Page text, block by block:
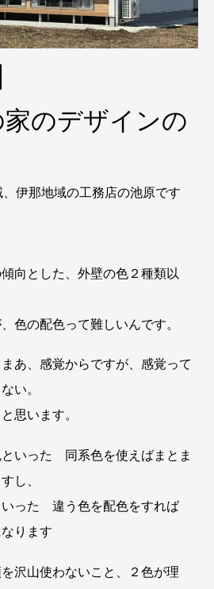
のデザインの
伊那地域の工務店の池原です
向とした、外壁の色２種類以
色の配色って難しいんです。
あ、感覚からですが、感覚って
い。
思います。
いった 同系色を使えばまとま
し、
いった 違う色を配色をすれば
ります
沢山使わないこと、２色が理